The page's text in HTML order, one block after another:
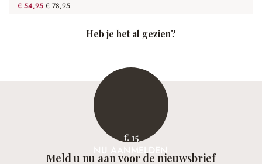
€ 54,95 € 78,95
(30.4% gespart)
Heb je het al gezien?
€ 15
NU AANMELDEN
Meld u nu aan voor de nieuwsbrief